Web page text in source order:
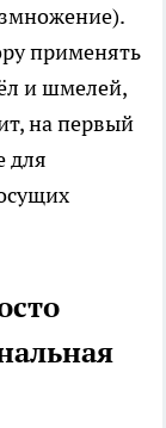
применять
и шмелей,
на первый
для